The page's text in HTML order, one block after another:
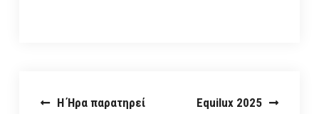
PostΗ Ήρα παρατηρεί Equilux 2025